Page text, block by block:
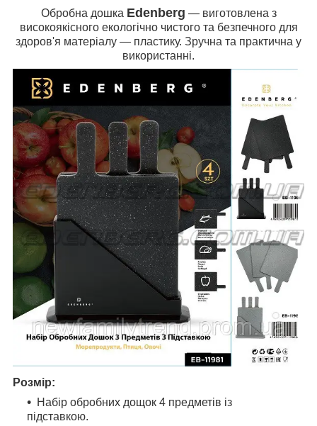
Обробна дошка Edenberg — виготовлена з
високоякісного екологічно чистого та безпечного для
здоров'я матеріалу — пластику. Зручна та практична у
використанні.
Розмір:
Набір обробних дощок 4 предметів із
підставкою.